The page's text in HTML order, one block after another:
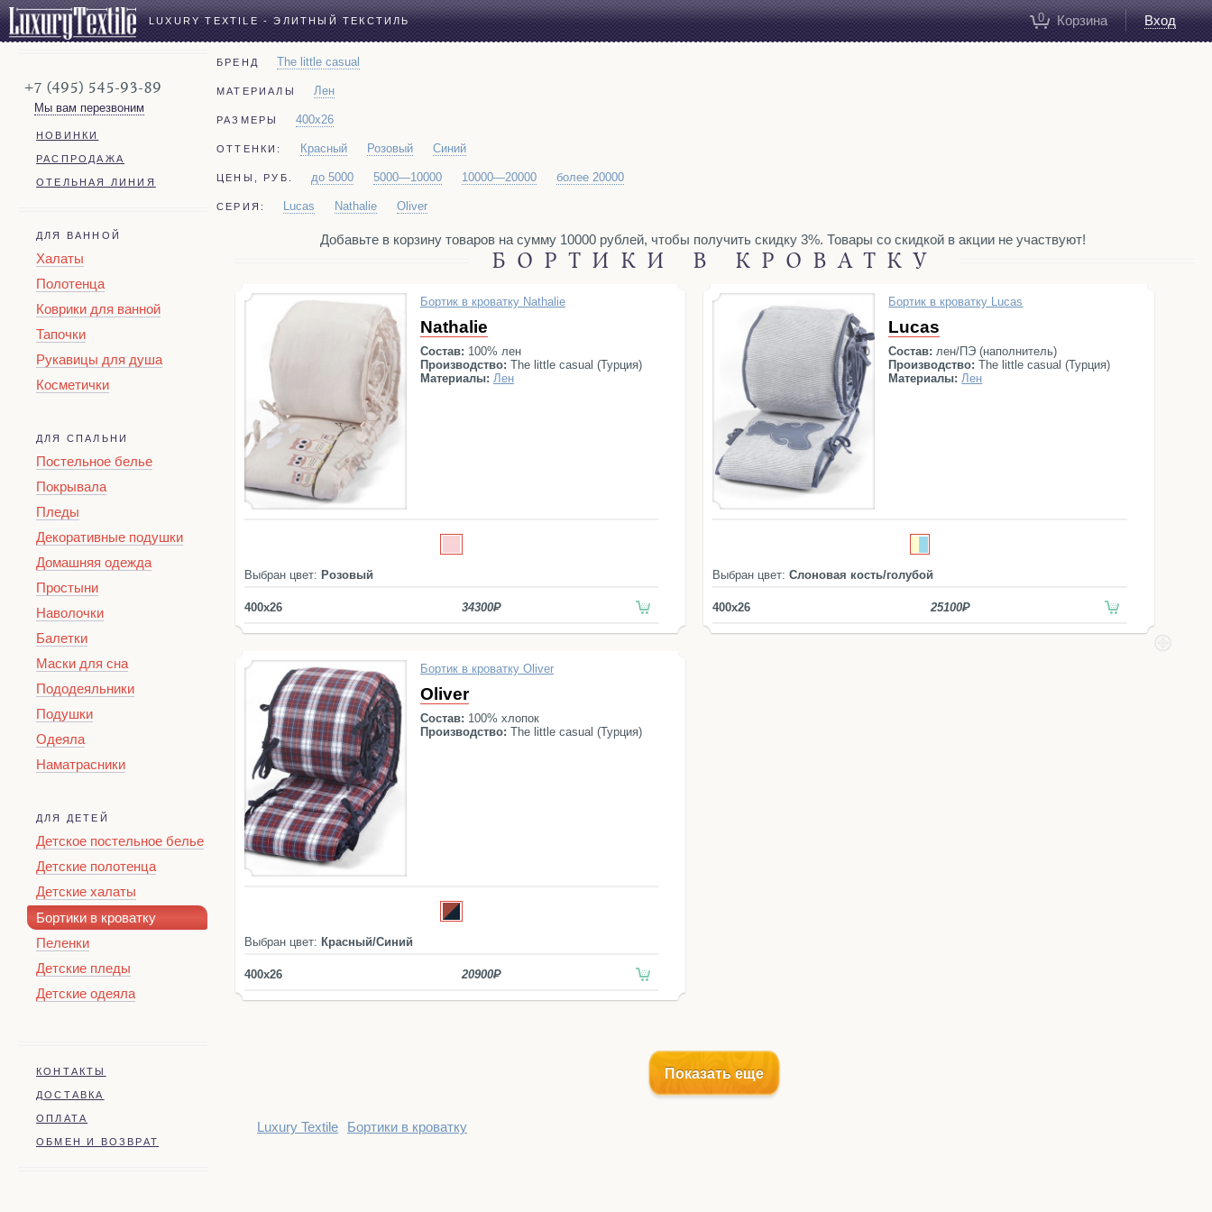
LUXURY TEXTILE - ЭЛИТНЫЙ ТЕКСТИЛЬ 0 Корзина Вход
+7 (495) 545-93-89
Мы вам перезвоним
НОВИНКИ
РАСПРОДАЖА
ОТЕЛЬНАЯ ЛИНИЯ
ДЛЯ ВАННОЙ
Халаты
Полотенца
Коврики для ванной
Тапочки
Рукавицы для душа
Косметички
ДЛЯ СПАЛЬНИ
Постельное белье
Покрывала
Пледы
Декоративные подушки
Домашняя одежда
Простыни
Наволочки
Балетки
Маски для сна
Пододеяльники
Подушки
Одеяла
Наматрасники
ДЛЯ ДЕТЕЙ
Детское постельное белье
Детские полотенца
Детские халаты
Бортики в кроватку
Пеленки
Детские пледы
Детские одеяла
КОНТАКТЫ
ДОСТАВКА
ОПЛАТА
ОБМЕН И ВОЗВРАТ
БРЕНД The little casual
МАТЕРИАЛЫ Лен
РАЗМЕРЫ 400x26
ОТТЕНКИ: Красный Розовый Синий
ЦЕНЫ, РУБ. до 5000 5000—10000 10000—20000 более 20000
СЕРИЯ: Lucas Nathalie Oliver
Добавьте в корзину товаров на сумму 10000 рублей, чтобы получить скидку 3%. Товары со скидкой в акции не участвуют!
БОРТИКИ В КРОВАТКУ
Бортик в кроватку Nathalie
Nathalie
Состав: 100% лен
Производство: The little casual (Турция)
Материалы: Лен
Выбран цвет: Розовый
400x26 34300
Бортик в кроватку Lucas
Lucas
Состав: лен/ПЭ (наполнитель)
Производство: The little casual (Турция)
Материалы: Лен
Выбран цвет:Слоновая кость/голубой
400x26 25100
Бортик в кроватку Oliver
Oliver
Состав: 100% хлопок
Производство: The little casual (Турция)
Выбран цвет: Красный/Синий
400x26 20900
Показать еще
Luxury Textile Бортики в кроватку